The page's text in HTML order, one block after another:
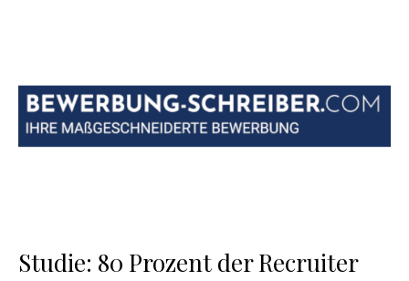
Studie: 80 Prozent der Recruiter